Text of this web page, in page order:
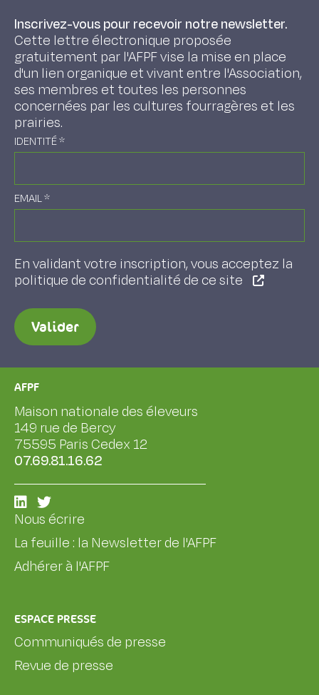
Inscrivez-vous pour recevoir notre newsletter.
Cette lettre électronique proposée
gratuitement par l'AFPF vise la mise en place
d'un lien organique et vivant entre l'Association,
ses membres et toutes les personnes
concernées par les cultures fourragères et les
prairies.
IDENTITÉ*
EMAIL*
En validant votre inscription, vous acceptez la
politique de confidentialité de ce site
Valider
AFPF
Maison nationale des éleveurs
149 rue de Bercy
75595 Paris Cedex 12
07.69.81.16.62
Nous écrire
La feuille : la Newsletter de l'AFPF
Adhérer à l'AFPF
ESPACE PRESSE
Communiqués de presse
Revue de presse